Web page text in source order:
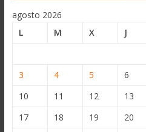
agosto 2026
L
M X J
3
4 5 6
10
11 12 13
17
18 19 20